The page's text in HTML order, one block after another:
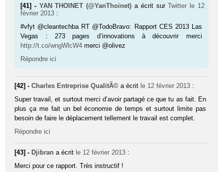
[41] - YAN THOINET (@YanThoinet) a écrit surTwitter le 12
février 2013 :
#vfyt @cleantechba RT @TodoBravo: Rapport CES 2013 Las
Vegas : 273 pages d’innovations à découvrir merci
http://t.co/wngWlcW4 merci @olivez
Répondre ici
[42] -Charles Entreprise QualitÃ© a écrit le 12 février 2013 :
Super travail, et surtout merci d’avoir partagé ce que tu as fait. En
plus ça me fait un bel économie de temps et surtout limite pas
besoin de faire le déplacement tellement le travail est complet.
Répondre ici
[43] - Djibran a écrit le 12 février 2013 :
Merci pour ce rapport. Très instructif !